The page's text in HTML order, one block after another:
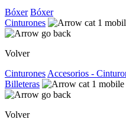
Bóxer Bóxer
Cinturones
Volver
Cinturones Accesorios -
Billeteras
Volver